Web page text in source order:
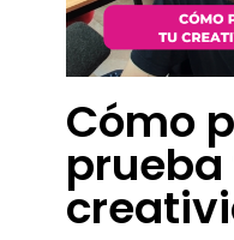
Cómo
prueba